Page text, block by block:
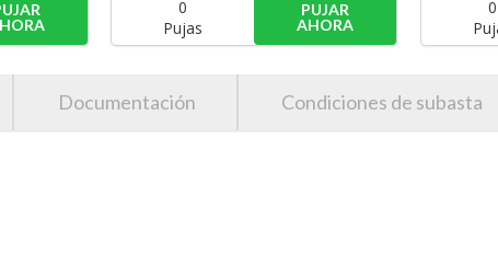
0
Pujas
PUJAR
AHORA
0
Documentación Condiciones de subasta